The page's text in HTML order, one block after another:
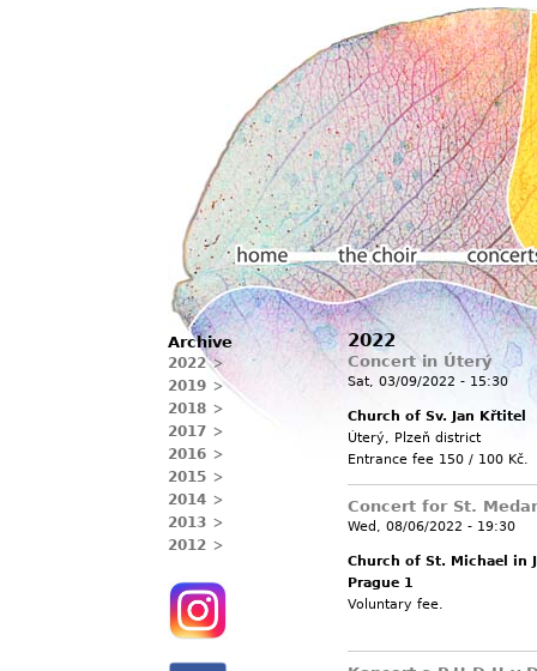
2022
Concert in Úterý
Sat, 03/09/2022 - 15:30
Church of Sv. Jan Křtitel
Úterý, Plzeň district
Entrance fee 150 / 100 Kč.
Concert for St.
Wed, 08/06/2022 - 19:30
Church of St. Michael in
Prague 1
Voluntary fee.
Main menu
Home The choir Concerts
Archive
2022
2019
2018
2017
2016
2015
2014
2013
2012